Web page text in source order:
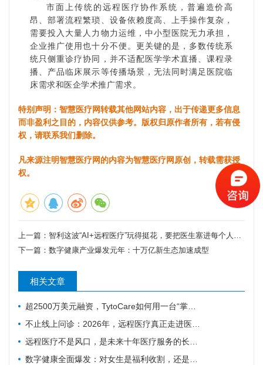
市面上传统的远程医疗协作系统，普遍造价高
昂、部署流程繁琐、设备依赖度高、上手操作复杂，
需要投入大量人力物力运维，中小型医院无力承担，
企业推广使用也十分不便。更关键的是，多数传统系
统只侧重诊疗协同，并不适配医学学术直播、课程录
播、产品临床展示等传播场景，无法同时满足医院临
床需求和医企学术推广需求。
特别声明：智慧医疗网转载其他网站内容，出于传递更多信息
而非盈利之目的，内容仅供参考。版权归原作者所有，若有侵
权，请联系我们删除。
凡来源注明智慧医疗网的内容为智慧医疗网原创，转载需获授
权。
上一篇： 智利这波“AI+远程医疗”玩得挺花，要把医生塞进每个人的口袋里？
下一篇： 数字健康产业爆发元年：十万亿新生态加速成型
相关文章
超2500万美元融资，TytoCare如何用一台“掌上诊室”重塑远程医疗
不止线上问诊：2026年，远程医疗真正走进医疗主赛道
远程医疗不是风口，是未来十年医疗服务的长期底色
数字健康全面爆发：对女生是福利收割，还是焦虑绑架？